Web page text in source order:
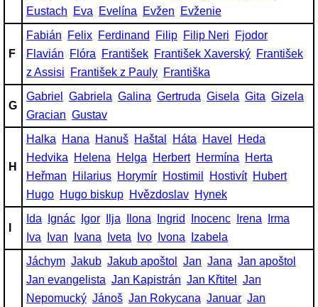
Eustach
Eva Evelína Evžen Evženie
F
Fabián Felix Ferdinand Filip Filip Neri
Fjodor
Flavián
Flóra František František Xaverský František
z Assisi
František z Pauly Františka
G
Gabriel Gabriela Galina Gertruda Gisela Gita Gizela
Gracian Gustav
H
Halka Hana Hanuš Haštal Háta Havel
Heda
Hedvika
Helena Helga Herbert Hermína
Herta
Heřman
Hilarius Horymír Hostimil Hostivít Hubert
Hugo Hugo biskup Hvězdoslav Hynek
Ida Ignác Igor Ilja Ilona Ingrid Inocenc Irena
Irma
Iva
Ivan Ivana Iveta Ivo Ivona Izabela
Jáchym Jakub Jakub apoštol Jan Jana Jan apoštol
Jan evangelista Jan Kapistrán Jan Křtitel
Jan
Nepomucký Jánoš Jan Rokycana Januar Jan